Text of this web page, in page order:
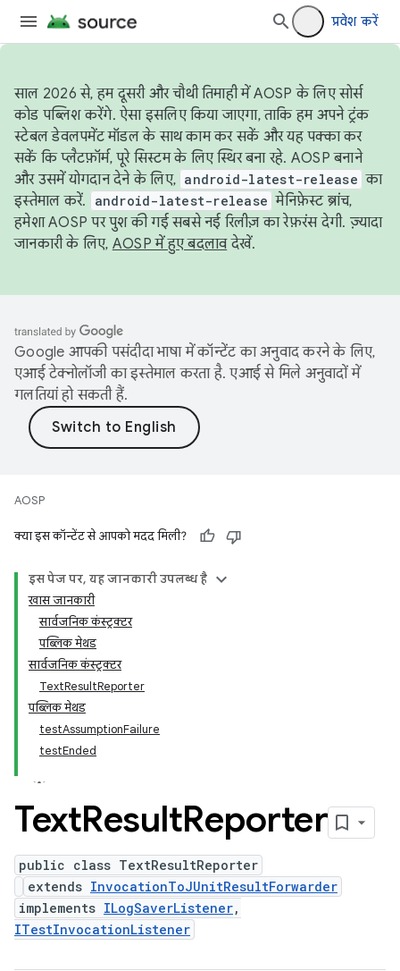
प्रवेश करें
साल 2026 से, हम दूसरी और चौथी तिमाही में AOSP के लिए सोर्स
कोड पब्लिश करेंगे. ऐसा इसलिए किया जाएगा, ताकि हम अपने ट्रंक
स्टेबल डेवलपमेंट मॉडल के साथ काम कर सकें और यह पक्का कर
सकें कि प्लैटफ़ॉर्म, पूरे सिस्टम के लिए स्थिर बना रहे. AOSP बनाने
और उसमें योगदान देने के लिए, android-latest-release का
इस्तेमाल करें.
android-latest-release मेनिफ़ेस्ट ब्रांच,
हमेशा AOSP पर पुश की गई सबसे नई रिलीज़ का रेफ़रंस देगी. ज़्यादा
जानकारी के लिए, AOSP में हुए बदलावदेखें.
Google आपकी पसंदीदा भाषा में कॉन्टेंट का अनुवाद करने के लिए,
एआई टेक्नोलॉजी का इस्तेमाल करता है. एआई से मिले अनुवादों में
गलतियां हो सकती हैं.
AOSP
क्या इस कॉन्टेंट से आपको मदद मिली?
इस पेज पर, यह जानकारी उपलब्ध है
खास जानकारी
सार्वजनिक कंस्ट्रक्टर
पब्लिक मेथड
सार्वजनिक कंस्ट्रक्टर
TextResultReporter
पब्लिक मेथड
testAssumptionFailure
testEnded
TextResultReporter
public class TextResultReporter
extends InvocationToJUnitResultForwarder
implements ILogSaverListener,
ITestInvocationListener